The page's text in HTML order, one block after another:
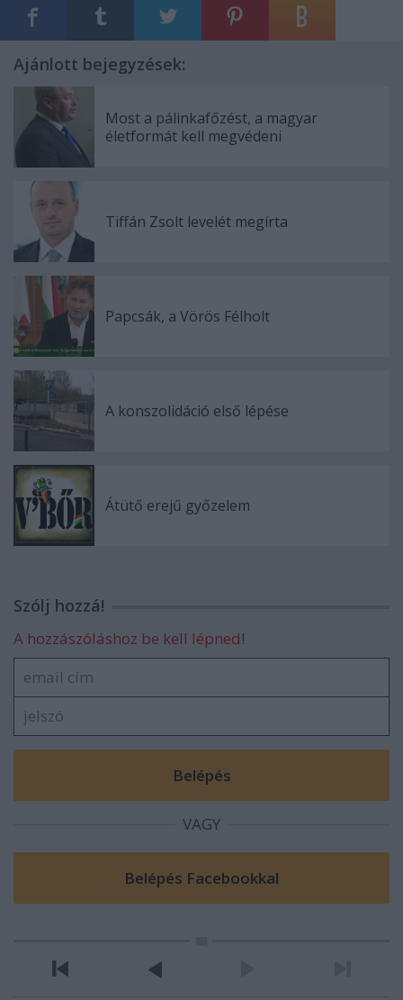
Ajánlott bejegyzések:
Most a pálinkafőzést, a magyar
életformát kell megvédeni
Tiffán Zsolt levelét megírta
Papcsák, a Vörös Félholt
A konszolidáció első lépése
Átütő erejű győzelem
Szólj hozzá!
A hozzászóláshoz be kell lépned!
VAGY